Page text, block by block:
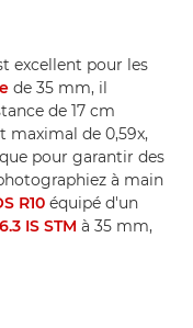
excellent pour les
de 35 mm, il
de 17 cm
maximal de 0,59x,
pour garantir des
à main
R10 équipé d'un
IS STM à 35 mm,